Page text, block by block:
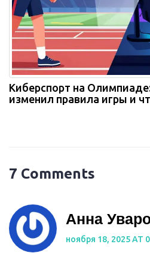
Киберспорт на
изменил правила игры и
7 Comments
Анна
ноября 18, 2025 AT